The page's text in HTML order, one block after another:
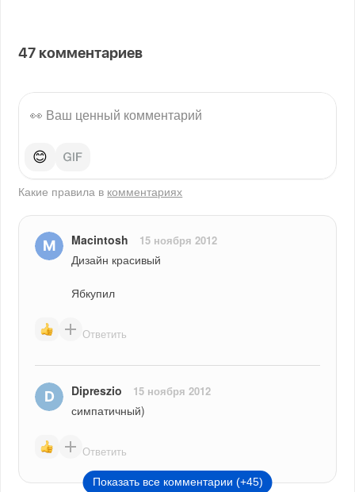
47 комментариев
😊
Какие правила в комментариях
Macintosh 15 ноября 2012
Дизайн красивый
Ябкупил
Ответить
Dipreszio 15 ноября 2012
симпатичный)
Ответить
Показать все комментарии (+45)